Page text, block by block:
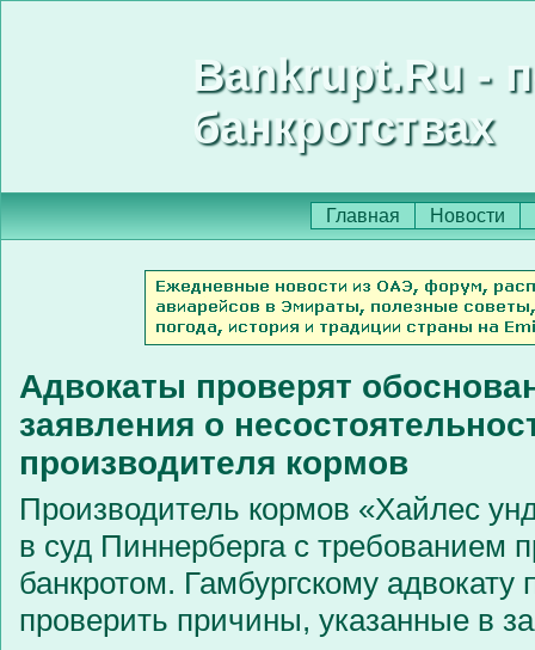
Bankrupt.Ru -
банкротствах
Главная Новости
Адвокаты проверят
заявления о
производителя кормов
Производитель кормов «Хайлес
в суд Пиннерберга с требованием
банкротом. Гамбургскому адвокату
проверить причины, указанные в